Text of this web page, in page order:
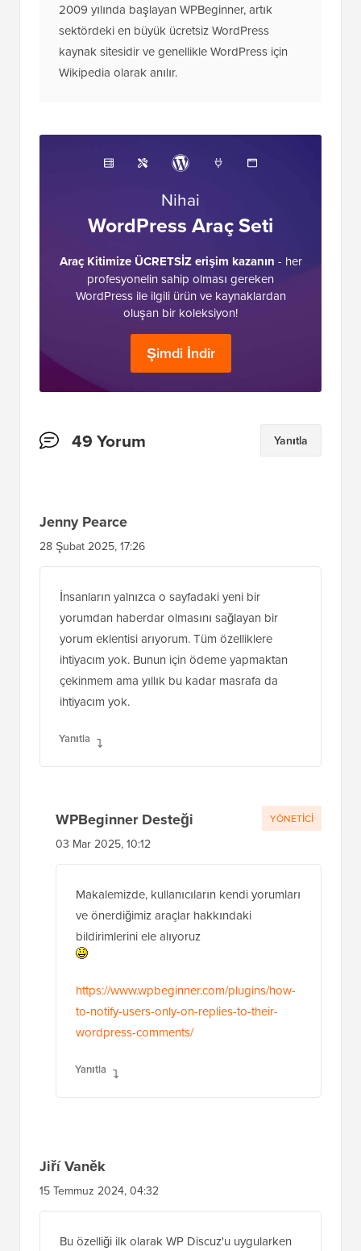
2009 yılında başlayan WPBeginner, artık
sektördeki en büyük ücretsiz WordPress
kaynak sitesidir ve genellikle WordPress için
Wikipedia olarak anılır.
Nihai
WordPress Araç Seti
Araç Kitimize ÜCRETSİZ erişim kazanın - her
profesyonelin sahip olması gereken
WordPress ile ilgili ürün ve kaynaklardan
oluşan bir koleksiyon!
Şimdi İndir
Okuyucu49 Yorum Yanıtla
Jenny Pearce
28 Şubat 2025, 17:26
İnsanların yalnızca o sayfadaki yeni bir
yorumdan haberdar olmasını sağlayan bir
yorum eklentisi arıyorum. Tüm özelliklere
ihtiyacım yok. Bunun için ödeme yapmaktan
çekinmem ama yıllık bu kadar masrafa da
ihtiyacım yok.
Yanıtla
WPBeginner Desteği
03 Mar 2025, 10:12
Makalemizde, kullanıcıların kendi yorumları
ve önerdiğimiz araçlar hakkındaki
bildirimlerini ele alıyoruz
https://www.wpbeginner.com/plugins/how-
to-notify-users-only-on-replies-to-their-
wordpress-comments/
Yanıtla
YÖNETICI
Jiří Vaněk
15 Temmuz 2024, 04:32
Bu özelliği ilk olarak WP Discuz'u uygularken